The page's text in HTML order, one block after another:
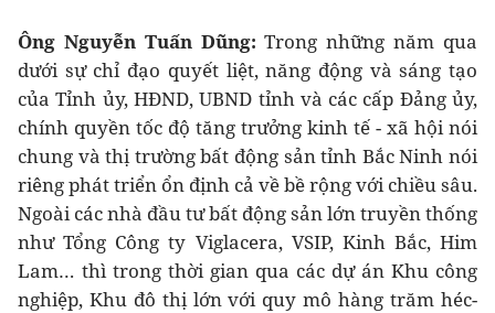
Ông Nguyễn Tuấn Dũng: Trong những năm qua
dưới sự chỉ đạo quyết liệt, năng động và sáng tạo
của Tỉnh ủy, HĐND, UBND tỉnh và các cấp Đảng ủy,
chính quyền tốc độ tăng trưởng kinh tế - xã hội nói
chung và thị trường bất động sản tỉnh Bắc Ninh nói
riêng phát triển ổn định cả về bề rộng với chiều sâu.
Ngoài các nhà đầu tư bất động sản lớn truyền thống
như Tổng Công ty Viglacera, VSIP, Kinh Bắc, Him
Lam… thì trong thời gian qua các dự án Khu công
nghiệp, Khu đô thị lớn với quy mô hàng trăm héc-